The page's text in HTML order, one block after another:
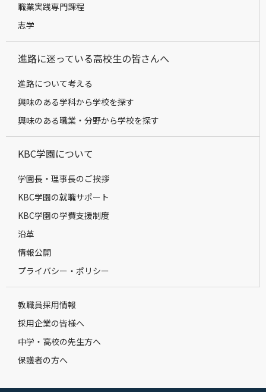
職業実践専門課程
志学
進路に迷っている高校生の皆さんへ
進路について考える
興味のある学科から学校を探す
興味のある職業・分野から学校を探す
KBC学園について
学園長・理事長のご挨拶
KBC学園の就職サポート
KBC学園の学費支援制度
沿革
情報公開
プライバシー・ポリシー
教職員採用情報
採用企業の皆様へ
中学・高校の先生方へ
保護者の方へ